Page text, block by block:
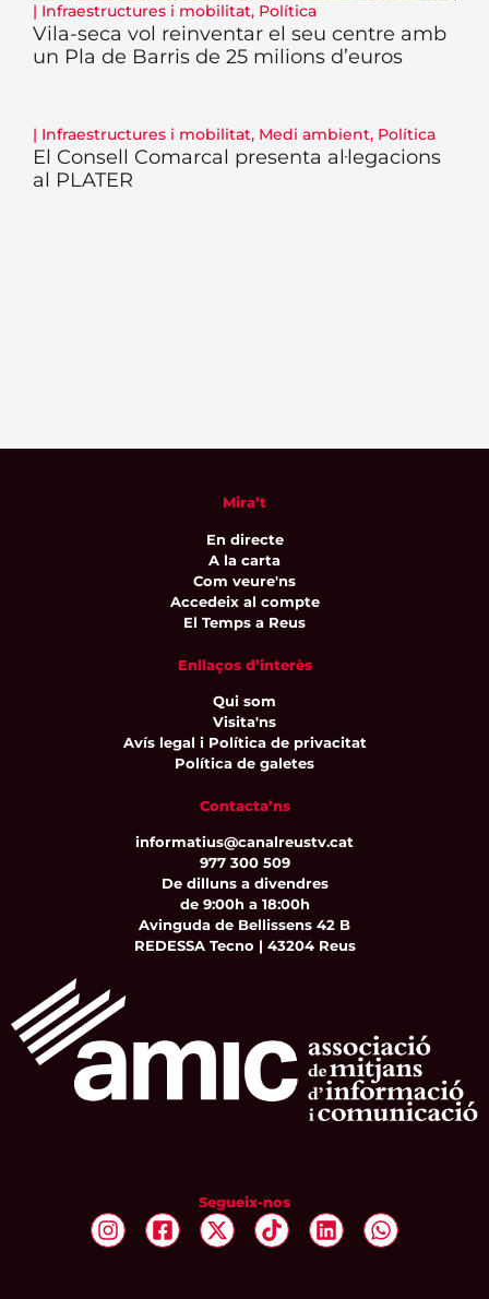
| Infraestructures i mobilitat, Política
Vila-seca vol reinventar el seu centre amb
un Pla de Barris de 25 milions d’euros
| Infraestructures i mobilitat, Medi ambient, Política
El Consell Comarcal presenta al·legacions
al PLATER
Mira’t
En directe
A la carta
Com veure'ns
Accedeix al compte
El Temps a Reus
Enllaços d’interès
Qui som
Visita'ns
Avís legal i Política de privacitat
Política de galetes
Contacta’ns
informatius@canalreustv.cat
977 300 509
De dilluns a divendres
de 9:00h a 18:00h
Avinguda de Bellissens 42 B
REDESSA Tecno | 43204 Reus
Segueix-nos